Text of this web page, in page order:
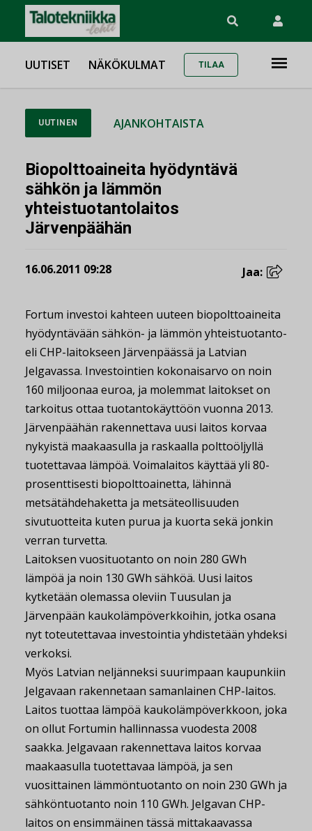
UUTISET NÄKÖKULMAT TILAA
UUTINEN AJANKOHTAISTA
Biopolttoaineita hyödyntävä
sähkön ja lämmön
yhteistuotantolaitos
Järvenpäähän
16.06.2011 09:28 Jaa:
Fortum investoi kahteen uuteen biopolttoaineita
hyödyntävään sähkön- ja lämmön yhteistuotanto-
eli CHP-laitokseen Järvenpäässä ja Latvian
Jelgavassa. Investointien kokonaisarvo on noin
160 miljoonaa euroa, ja molemmat laitokset on
tarkoitus ottaa tuotantokäyttöön vuonna 2013.
Järvenpäähän rakennettava uusi laitos korvaa
nykyistä maakaasulla ja raskaalla polttoöljyllä
tuotettavaa lämpöä. Voimalaitos käyttää yli 80-
prosenttisesti biopolttoainetta, lähinnä
metsätähdehaketta ja metsäteollisuuden
sivutuotteita kuten purua ja kuorta sekä jonkin
verran turvetta.
Laitoksen vuosituotanto on noin 280 GWh
lämpöä ja noin 130 GWh sähköä. Uusi laitos
kytketään olemassa oleviin Tuusulan ja
Järvenpään kaukolämpöverkkoihin, jotka osana
nyt toteutettavaa investointia yhdistetään yhdeksi
verkoksi.
Myös Latvian neljänneksi suurimpaan kaupunkiin
Jelgavaan rakennetaan samanlainen CHP-laitos.
Laitos tuottaa lämpöä kaukolämpöverkkoon, joka
on ollut Fortumin hallinnassa vuodesta 2008
saakka. Jelgavaan rakennettava laitos korvaa
maakaasulla tuotettavaa lämpöä, ja sen
vuosittainen lämmöntuotanto on noin 230 GWh ja
sähköntuotanto noin 110 GWh. Jelgavan CHP-
laitos on ensimmäinen tässä mittakaavassa